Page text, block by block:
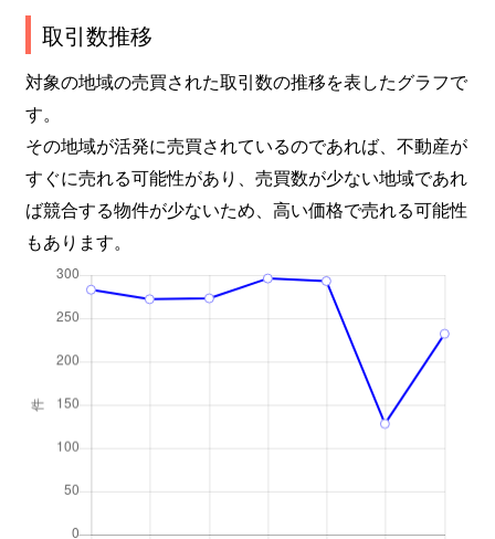
取引数推移
対象の地域の売買された取引数の推移を表したグラフで
す。
その地域が活発に売買されているのであれば、不動産が
すぐに売れる可能性があり、売買数が少ない地域であれ
ば競合する物件が少ないため、高い価格で売れる可能性
もあります。